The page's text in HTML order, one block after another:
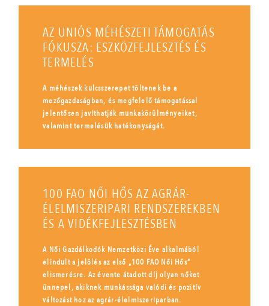
AZ UNIÓS MÉHÉSZETI TÁMOGATÁS
FÓKUSZA: ESZKÖZFEJLESZTÉS ÉS
TERMELÉS
A méhészek kulcsszerepet töltenek be a
mezőgazdaságban, és megfelelő támogatással
jelentősen javíthatják munkakörülményeiket,
valamint termelésük hatékonyságát.
100 FAO NŐI HŐS AZ AGRÁR-
ÉLELMISZERIPARI RENDSZEREKBEN
ÉS A VIDÉKFEJLESZTÉSBEN
A Női Gazdálkodók Nemzetközi Éve alkalmából
elindult a jelölés az első „100 FAO Női Hős”
elismerésre. Az évente átadott díj olyan nőket
ünnepel, akiknek munkássága valódi és pozitív
változást hoz az agrár-élelmiszeriparban.